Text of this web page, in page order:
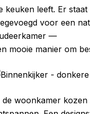
keuken leeft. Er
voor een
—
mooie manier om
de woonkamer